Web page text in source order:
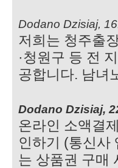
Dodano Dzisiaj,
저희는 청주출
·청원구 등 전
공합니다. 남녀
Dodano Dzisiaj,
온라인 소액결
인하기 (통신사
는 상품권 구매